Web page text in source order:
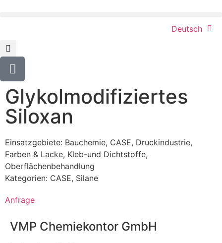
Deutsch
Glykolmodifiziertes
Siloxan
Einsatzgebiete: Bauchemie, CASE, Druckindustrie,
Farben & Lacke, Kleb-und Dichtstoffe,
Oberflächenbehandlung
Kategorien: CASE, Silane
Anfrage
VMP Chemiekontor GmbH